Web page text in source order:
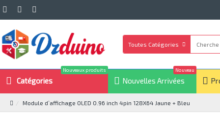
Toutes Catégories
Catégories
Nouveaux produits
Nouvelles Arrivées
Nouveau
Module d’affichage OLED 0.96 inch 4pin 128X64 Jaune + Bleu